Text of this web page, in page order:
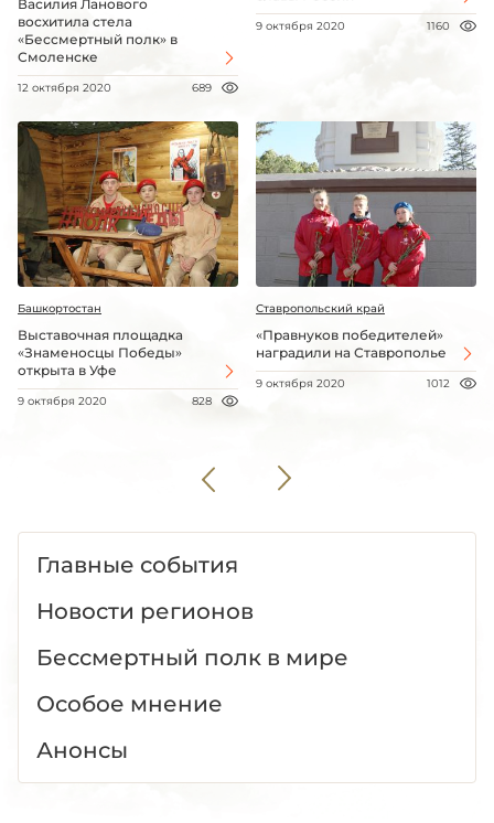
Василия Ланового
восхитила стела
«Бессмертный полк» в
Смоленске
12 октября 2020 689
9 октября 2020 1160
Башкортостан
Выставочная площадка
«Знаменосцы Победы»
открыта в Уфе
9 октября 2020 828
Ставропольский край
«Правнуков победителей»
наградили на Ставрополье
9 октября 2020 1012
Главные события
Новости регионов
Бессмертный полк в мире
Особое мнение
Анонсы